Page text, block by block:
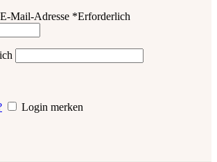
Mail-Adresse *Erforderlich
Login merken